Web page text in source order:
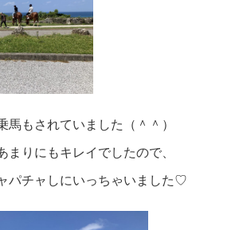
馬もされていました（＾＾）
まりにもキレイでしたので、
パチャしにいっちゃいました♡